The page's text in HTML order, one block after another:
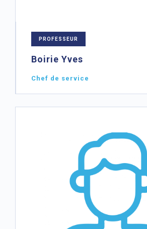
PROFESSEUR
Boirie Yves
Chef de service